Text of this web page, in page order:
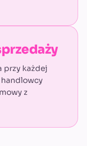
przy każdej
handlowcy
z